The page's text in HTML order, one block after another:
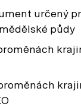
určený
půdy